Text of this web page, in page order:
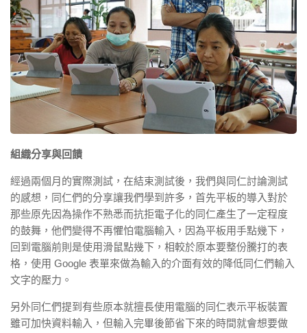
組織分享與回饋
經過兩個月的實際測試，在結束測試後，我們與同仁討論測試
的感想，同仁們的分享讓我們學到許多，首先平板的導入對於
那些原先因為操作不熟悉而抗拒電子化的同仁產生了一定程度
的鼓舞，他們變得不再懼怕電腦輸入，因為平板用手點幾下，
回到電腦前則是使用滑鼠點幾下，相較於原本要整份騰打的表
格，使用 Google 表單來做為輸入的介面有效的降低同仁們輸入
文字的壓力。
另外同仁們提到有些原本就擅長使用電腦的同仁表示平板裝置
雖可加快資料輸入，但輸入完畢後節省下來的時間就會想要做